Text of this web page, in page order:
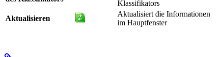
Klassifikators
Aktualisieren
Aktualisiert die Informationen
im Hauptfenster